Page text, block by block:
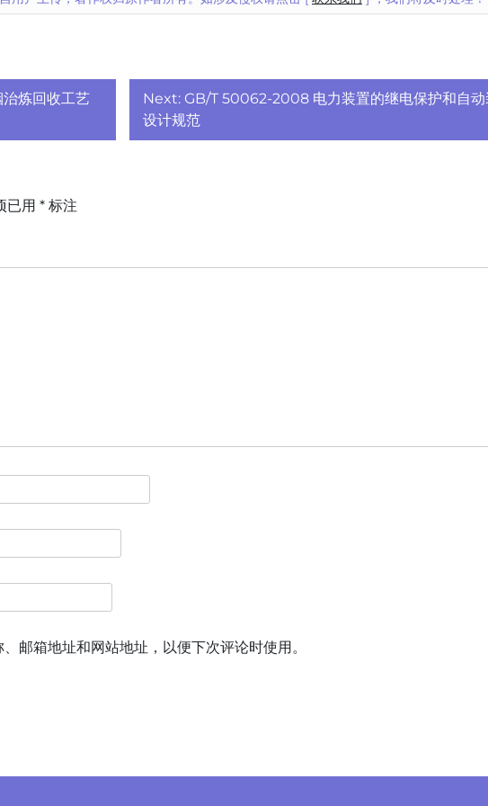
炼回收工艺
Next: GB/T 50062-2008 电力装置的继电保护和自动
设计规范
已用 * 标注
邮箱地址和网站地址，以便下次评论时使用。